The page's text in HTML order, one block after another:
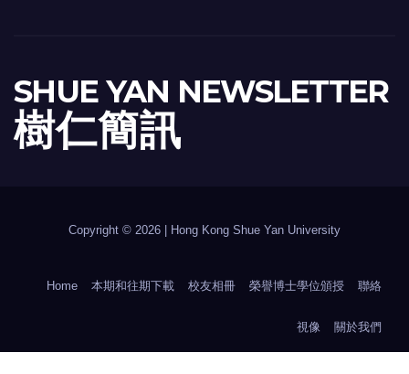
SHUE YAN NEWSLETTER
樹 仁 簡 訊
Copyright © 2026 | Hong Kong Shue Yan University
Home 本期和往期下載 校友相冊 榮譽博士學位頒授 聯絡
視像 關於我們